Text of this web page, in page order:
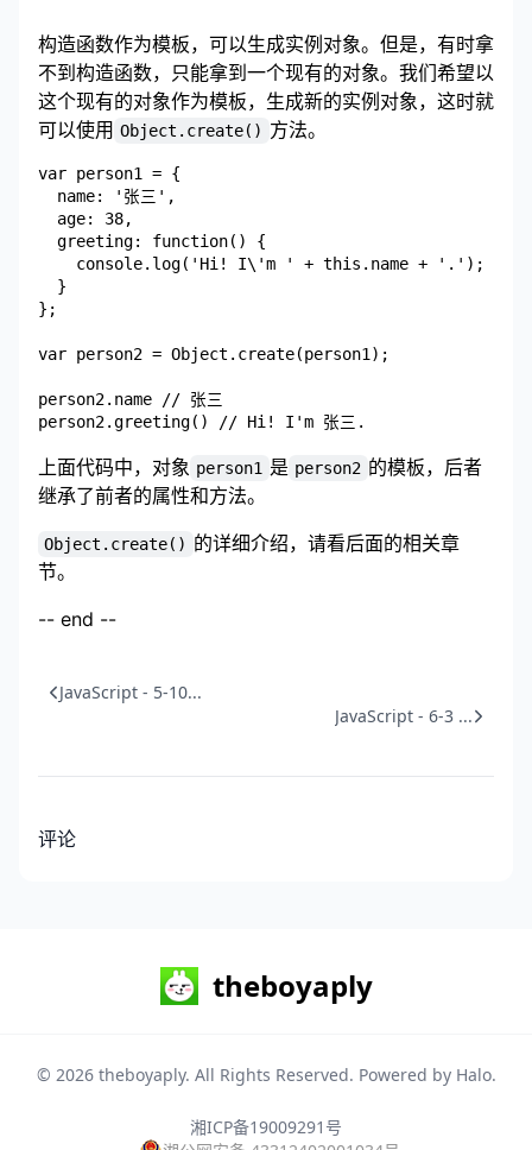
构造函数作为模板，可以生成实例对象。但是，有时拿
不到构造函数，只能拿到一个现有的对象。我们希望以
这个现有的对象作为模板，生成新的实例对象，这时就
可以使用 Object.create() 方法。
var person1 = {
  name: '张三',
  age: 38,
  greeting: function() {
    console.log('Hi! I\'m ' + this.name + '.');
  }
};
var person2 = Object.create(person1);
person2.name // 张三
上面代码中，对象 person1 是 person2 的模板，后者
继承了前者的属性和方法。
Object.create() 的详细介绍，请看后面的相关章
节。
-- end --
JavaScript - 5-10...
JavaScript - 6-3 ...
评论
theboyaply
© 2026 theboyaply. All Rights Reserved. Powered by Halo.
湘ICP备19009291号